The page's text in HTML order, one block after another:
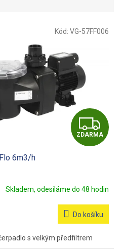
Z
D
R
M
A
ZDARMA
6m3/h
Skladem, odesíláme do 48 hodin
Do košíku
s velkým předfiltrem
Kód: VG-57FF006